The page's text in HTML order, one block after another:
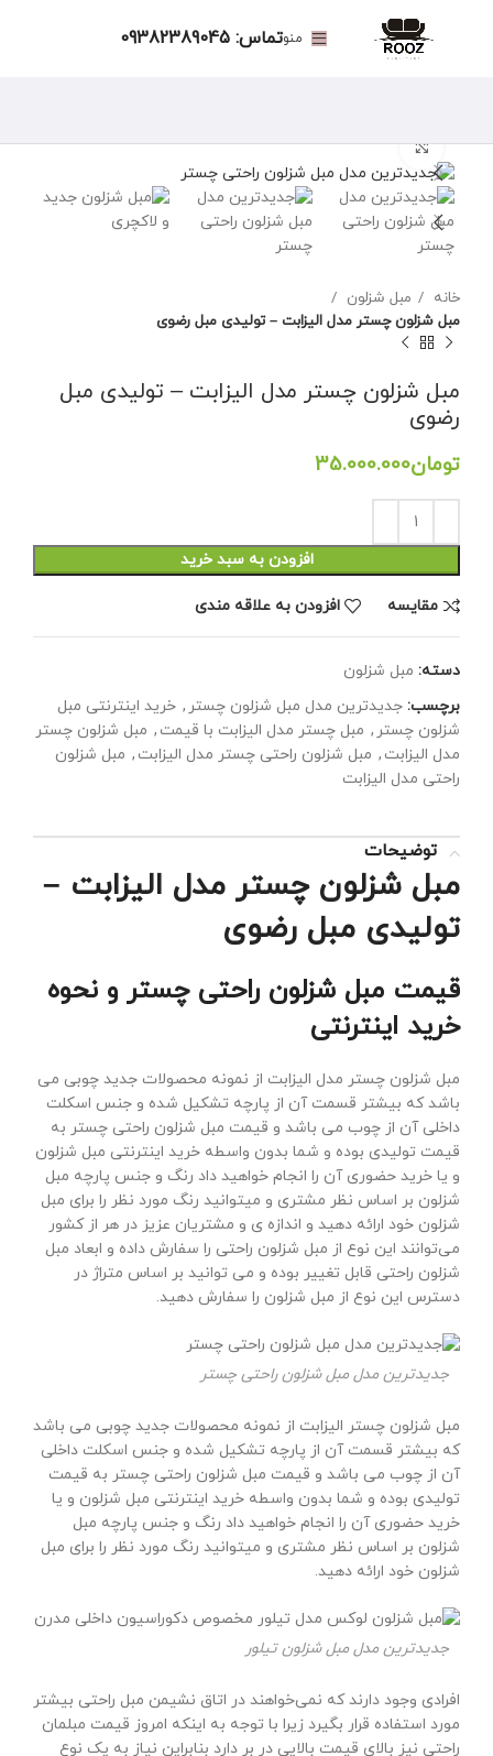
منوتماس: 09382389045
برای بزرگنمایی کلیک کنید
خانه
مبل شزلون
مبل شزلون چستر مدل الیزابت – تولیدی مبل رضوی
مبل شزلون چستر مدل الیزابت – تولیدی مبل
رضوی
تومان
افزودن به سبد خرید
مقايسه افزودن به علاقه مندی
دسته: مبل شزلون
برچسب: جدیدترین مدل مبل شزلون چستر , خرید اینترنتی مبل
شزلون چستر , مبل چستر مدل الیزابت با قیمت , مبل شزلون چستر
مدل الیزابت , مبل شزلون راحتی چستر مدل الیزابت , مبل شزلون
راحتی مدل الیزابت
توضیحات
مبل شزلون چستر مدل الیزابت –
تولیدی مبل رضوی
قیمت مبل شزلون راحتی چستر و نحوه
خرید اینترنتی
مبل شزلون چستر مدل الیزابت از نمونه محصولات جدید چوبی می
باشد که بیشتر قسمت آن از پارچه تشکیل شده و جنس اسکلت
داخلی آن از چوب می باشد و قیمت مبل شزلون راحتی چستر به
قیمت تولیدی بوده و شما بدون واسطه خرید اینترنتی مبل شزلون
و یا خرید حضوری آن را انجام خواهید داد رنگ و جنس پارچه مبل
شزلون بر اساس نظر مشتری و میتوانید رنگ مورد نظر را برای مبل
شزلون خود ارائه دهید و اندازه ی و مشتریان عزیز در هر از کشور
می‌توانند این نوع از مبل شزلون راحتی را سفارش داده و ابعاد مبل
شزلون راحتی قابل تغییر بوده و می توانید بر اساس متراژ در
دسترس این نوع از مبل شزلون را سفارش دهید.
جدیدترین مدل مبل شزلون راحتی چستر
مبل شزلون چستر الیزابت از نمونه محصولات جدید چوبی می باشد
که بیشتر قسمت آن از پارچه تشکیل شده و جنس اسکلت داخلی
آن از چوب می باشد و قیمت مبل شزلون راحتی چستر به قیمت
تولیدی بوده و شما بدون واسطه خرید اینترنتی مبل شزلون و یا
خرید حضوری آن را انجام خواهید داد رنگ و جنس پارچه مبل
شزلون بر اساس نظر مشتری و میتوانید رنگ مورد نظر را برای مبل
شزلون خود ارائه دهید.
جدیدترین مدل مبل شزلون تیلور
افرادی وجود دارند که نمی‌خواهند در اتاق نشیمن مبل راحتی بیشتر
مورد استفاده قرار بگیرد زیرا با توجه به اینکه امروز قیمت مبلمان
راحتی نیز بالای قیمت بالایی در بر دارد بنابراین نیاز به یک نوع